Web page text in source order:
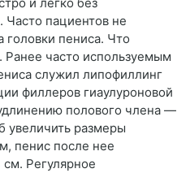
пациентов не
головки пениса. Что
часто используемым
служил липофиллинг
филлеров гиаулуроновой
полового члена —
увеличить размеры
пенис после нее
Регулярное